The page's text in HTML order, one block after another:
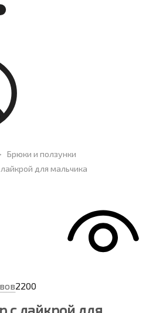
Брюки и ползунки
для мальчика
2200